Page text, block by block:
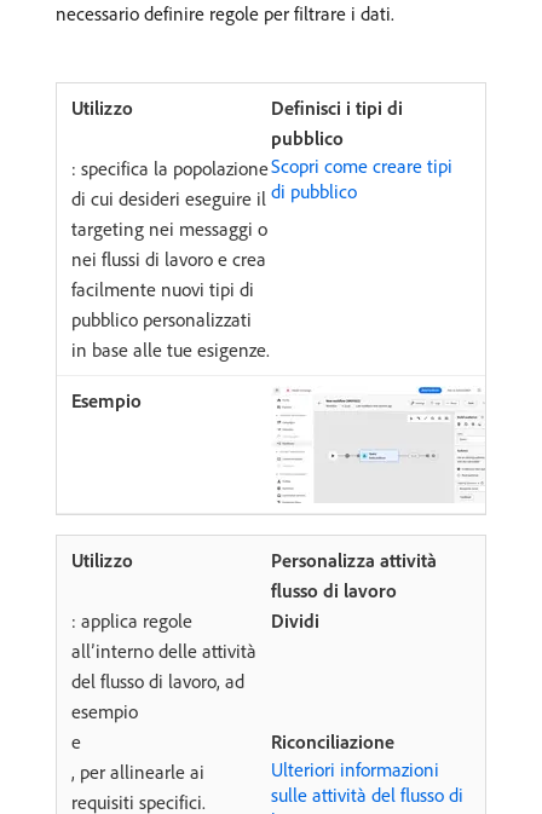
necessario definire regole per filtrare i dati.
Definisci i tipi di
pubblico
: specifica la popolazione
di cui desideri eseguire il
targeting nei messaggi o
nei flussi di lavoro e crea
facilmente nuovi tipi di
pubblico personalizzati
in base alle tue esigenze.
Scopri come creare tipi
di pubblico
Personalizza attività
flusso di lavoro
: applica regole
all’interno delle attività
del flusso di lavoro, ad
esempio
Dividi
e
Riconciliazione
, per allinearle ai
requisiti specifici.
Ulteriori informazioni
sulle attività del flusso di